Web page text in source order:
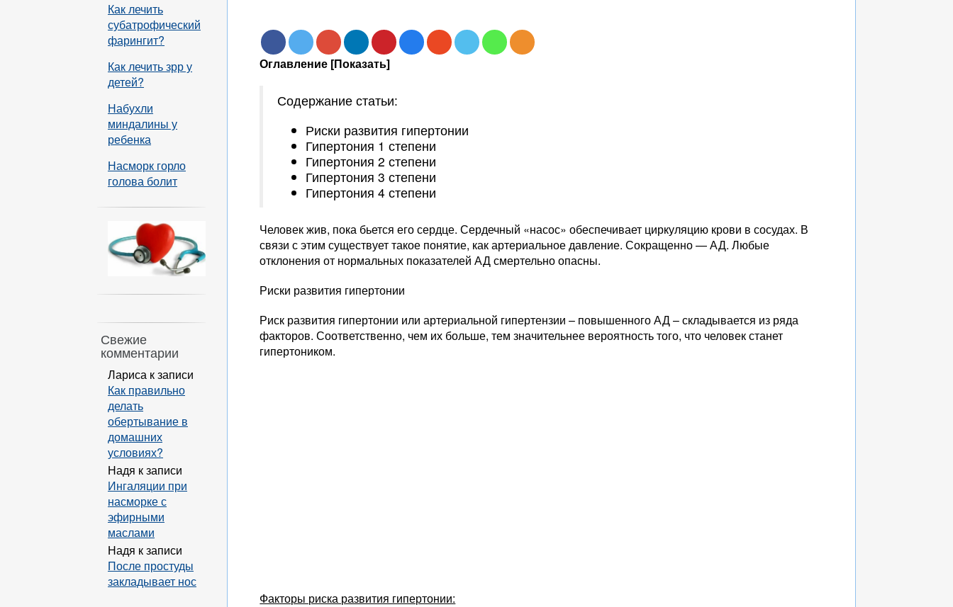
Оглавление [Показать]
Содержание статьи:
Риски развития гипертонии
Гипертония 1 степени
Гипертония 2 степени
Гипертония 3 степени
Гипертония 4 степени
Человек жив, пока бьется его сердце. Сердечный «насос» обеспечивает циркуляцию крови в сосудах. В
связи с этим существует такое понятие, как артериальное давление. Сокращенно — АД. Любые
отклонения от нормальных показателей АД смертельно опасны.
Риски развития гипертонии
Риск развития гипертонии или артериальной гипертензии – повышенного АД – складывается из ряда
факторов. Соответственно, чем их больше, тем значительнее вероятность того, что человек станет
гипертоником.
Факторы риска развития гипертонии:
Как лечить
субатрофический
фарингит?
Как лечить зрр у
детей?
Набухли
миндалины у
ребенка
Насморк горло
голова болит
Свежие
комментарии
Лариса к записи
Как правильно
делать
обертывание в
домашних
условиях?
Надя к записи
Ингаляции при
насморке с
эфирными
маслами
Надя к записи
После простуды
закладывает нос